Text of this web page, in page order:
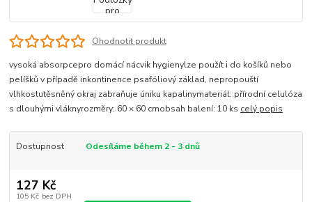
Ohodnotit produkt
vysoká absorpcepro domácí nácvik hygienylze použít i do košíků nebo
pelíšků v případě inkontinence psafóliový základ, nepropouští
vlhkostutěsněný okraj zabraňuje úniku kapalinymateriál: přírodní celulóza
s dlouhými vláknyrozměry: 60 × 60 cmobsah balení: 10 ks celý popis
Dostupnost Odesíláme během 2 - 3 dnů
127 Kč
105 Kč bez DPH